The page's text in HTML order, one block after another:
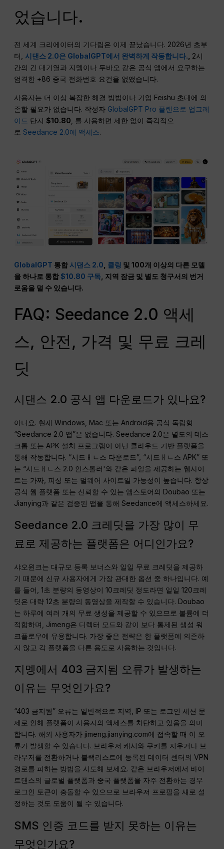
었습니다.
전 세계 크리에이터의 기다림은 이제 끝났습니다. 2026년 초부
터,시댄스 2.0은 GlobalGPT에서 완벽하게 작동합니다. 2시
간의 긴 대기열과 지멩이나 두바오 같은 공식 앱에서 요구하는
엄격한 +86 중국 전화번호 요건을 없앴습니다.
사용자는 더 이상 복잡한 해결 방법이나 기업 Feishu 초대에 의
존할 필요가 없습니다. 작성자 GlobalGPT Pro 플랜으로 업그레
이드 단지$10.80 , 를 사용하면 제한 없이 즉각적으
로Seedance 2.0에 액세스.
GlobalGPT 통합시댄스 2.0 클링 및 100개 이상의 다른 모델
을 하나로 통합$10.80 구독 , 지역 잠금 및 별도 청구서의 번거
로움을 덜 수 있습니다.
FAQ: Seedance 2.0 액세
스, 안전, 가격 및 무료 크레
딧
시댄스 2.0 공식 앱 다운로드가 있나요?
아니요. 현재 Windows, Mac 또는 Android용 공식 독립형
“Seedance 2.0 앱”은 없습니다. Seedance 2.0은 별도의 데스
크톱 또는 APK 설치 프로그램이 아닌 클라우드 기반 플랫폼을
통해 작동합니다. “시드ㅐㄴ스 다운로드”, “시드ㅐㄴ스 APK” 또
는 “시드ㅐㄴ스 2.0 인스톨러'와 같은 파일을 제공하는 웹사이
트는 가짜, 피싱 또는 멀웨어 사이트일 가능성이 높습니다. 항상
공식 웹 플랫폼 또는 신뢰할 수 있는 앱스토어의 Doubao 또는
Jianying과 같은 검증된 앱을 통해 Seedance에 액세스하세요.
Seedance 2.0 크레딧을 가장 많이 무
료로 제공하는 플랫폼은 어디인가요?
샤오윈크는 대규모 등록 보너스와 일일 무료 크레딧을 제공하
기 때문에 신규 사용자에게 가장 관대한 옵션 중 하나입니다. 예
를 들어, 1초 분량의 동영상이 10크레딧 정도라면 일일 120크레
딧은 대략 12초 분량의 동영상을 제작할 수 있습니다. Doubao
는 하루에 여러 개의 무료 생성을 제공할 수 있으므로 볼륨에 더
적합하며, Jimeng은 디렉터 모드와 같이 보다 통제된 생성 워
크플로우에 유용합니다. 가장 좋은 전략은 한 플랫폼에 의존하
지 않고 각 플랫폼을 다른 용도로 사용하는 것입니다.
지멩에서 403 금지됨 오류가 발생하는
이유는 무엇인가요?
“403 금지됨” 오류는 일반적으로 지역, IP 또는 로그인 세션 문
제로 인해 플랫폼이 사용자의 액세스를 차단하고 있음을 의미
합니다. 해외 사용자가 jimeng.jianying.com에 접속할 때 이 오
류가 발생할 수 있습니다. 브라우저 캐시와 쿠키를 지우거나 브
라우저를 전환하거나 블랙리스트에 등록된 데이터 센터의 VPN
경로를 피하는 방법을 시도해 보세요. 같은 브라우저에서 바이
트댄스의 글로벌 플랫폼과 중국 플랫폼을 자주 전환하는 경우
로그인 토큰이 충돌할 수 있으므로 브라우저 프로필을 새로 설
정하는 것도 도움이 될 수 있습니다.
SMS 인증 코드를 받지 못하는 이유는
무엇인가요?